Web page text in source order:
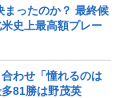
ったのか？ 最終候
史上最高額プレー
わせ「憧れるのは
81勝は野茂英